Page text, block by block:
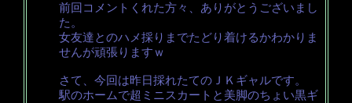
前回コメントくれた方々、ありがとうございまし
た。
女友達とのハメ採りまでたどり着けるかわかりま
せんが頑張りますｗ
さて、今回は昨日採れたてのＪＫギャルです。
駅のホームで超ミニスカートと美脚のちょい黒ギ